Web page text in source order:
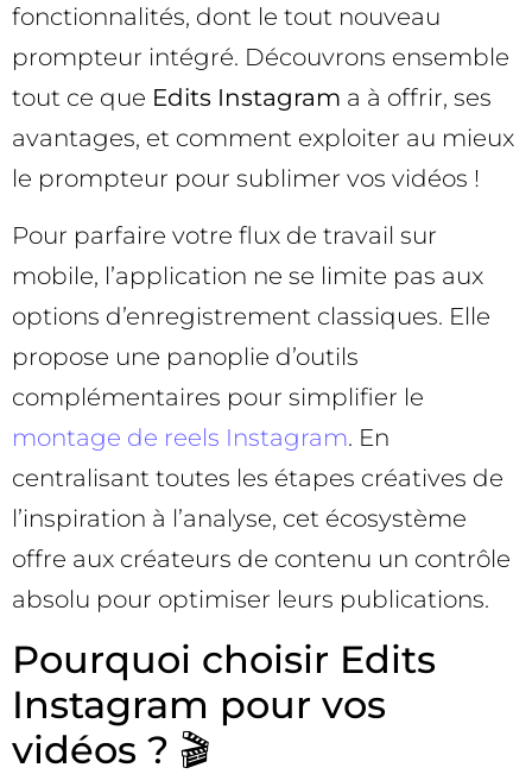
fonctionnalités, dont le tout nouveau
prompteur intégré. Découvrons ensemble
tout ce que Edits Instagram a à offrir, ses
avantages, et comment exploiter au mieux
le prompteur pour sublimer vos vidéos !
Pour parfaire votre flux de travail sur
mobile, l’application ne se limite pas aux
options d’enregistrement classiques. Elle
propose une panoplie d’outils
complémentaires pour simplifier le
montage de reels Instagram. En
centralisant toutes les étapes créatives de
l’inspiration à l’analyse, cet écosystème
offre aux créateurs de contenu un contrôle
absolu pour optimiser leurs publications.
Pourquoi choisir Edits
Instagram pour vos
vidéos ? 🎬